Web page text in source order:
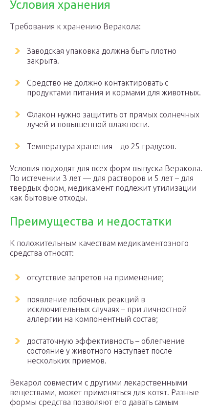
Условия хранения
Требования к хранению Веракола:
Заводская упаковка должна быть плотно
закрыта.
Средство не должно контактировать с
продуктами питания и кормами для животных.
Флакон нужно защитить от прямых солнечных
лучей и повышенной влажности.
Температура хранения – до 25 градусов.
Условия подходят для всех форм выпуска Веракола.
По истечении 3 лет — для растворов и 5 лет – для
твердых форм, медикамент подлежит утилизации
как бытовые отходы.
Преимущества и недостатки
К положительным качествам медикаментозного
средства относят:
отсутствие запретов на применение;
появление побочных реакций в
исключительных случаях – при личностной
аллергии на компонентный состав;
достаточную эффективность – облегчение
состояние у животного наступает после
нескольких приемов.
Векарол совместим с другими лекарственными
веществами, может применяться для котят. Разные
формы средства позволяют его давать самым